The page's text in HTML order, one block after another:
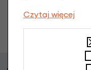
Czytaj więcej